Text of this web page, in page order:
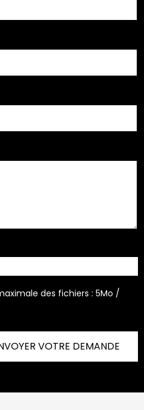
des fichiers : 5Mo /
VOTRE DEMANDE